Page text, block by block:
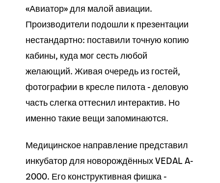
«Авиатор» для малой авиации.
Производители подошли к презентации
нестандартно: поставили точную копию
кабины, куда мог сесть любой
желающий. Живая очередь из гостей,
фотографии в кресле пилота - деловую
часть слегка оттеснил интерактив. Но
именно такие вещи запоминаются.
Медицинское направление представил
инкубатор для новорождённых VEDAL A-
2000. Его конструктивная фишка -